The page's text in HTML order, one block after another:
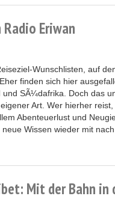
Eriwan
Wunschlisten, auf
finden sich hier
und SÃ¼dafrika. Doch das
Art. Wer hierher
Abenteuerlust und
Wissen wieder mit
Mit der Bahn in